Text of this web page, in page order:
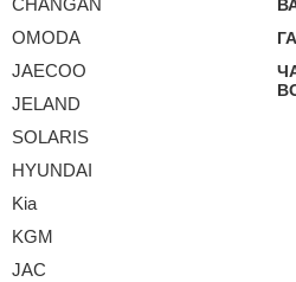
CHANGAN
OMODA
JAECOO
JELAND
SOLARIS
HYUNDAI
Kia
KGM
JAC